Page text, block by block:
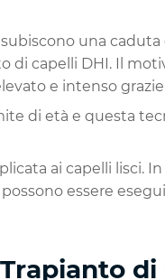
una
di capelli DHI. Il
e intenso
di età e questa
ai capelli lisci.
essere